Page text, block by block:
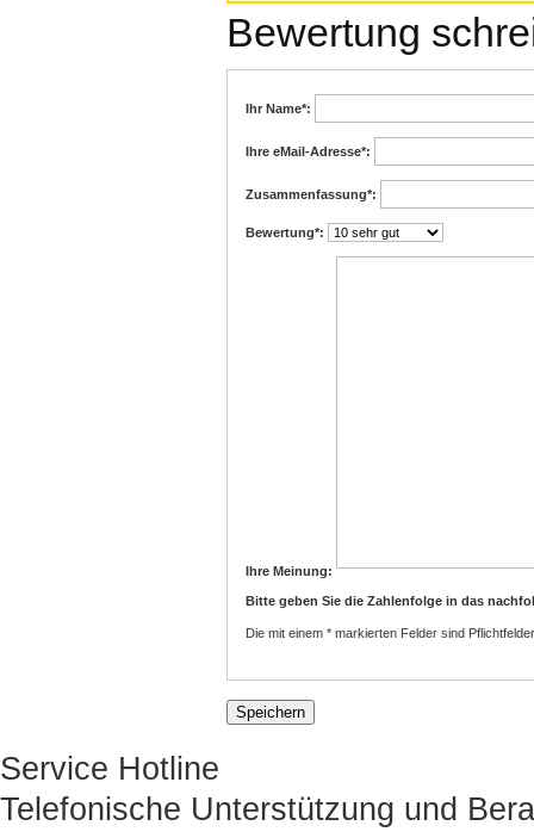
Bewertung
Ihr Name*:
Ihre eMail-Adresse*:
Zusammenfassung*:
Bewertung*:
Ihre Meinung:
Bitte geben Sie die Zahlenfolge in das
Die mit einem * markierten Felder sind
Service Hotline
Telefonische Unterstützung und